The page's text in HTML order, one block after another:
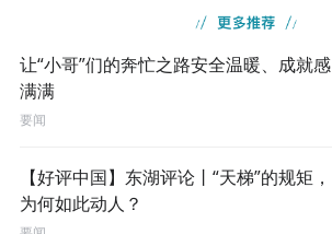
让“小哥”们的奔忙之路安全温暖、成就感
满满
要闻
【好评中国】东湖评论丨“天梯”的规矩，
为何如此动人？